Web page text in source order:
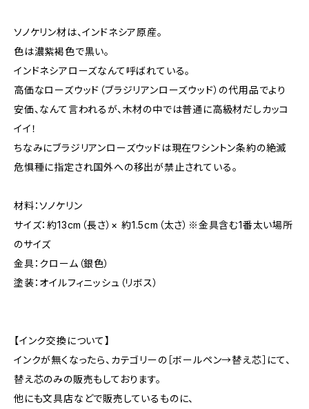
ソノケリン材は、インドネシア原産。
色は濃紫褐色で黒い。
インドネシアローズなんて呼ばれている。
高価なローズウッド（ブラジリアンローズウッド）の代用品でより
安価、なんて言われるが、木材の中では普通に高級材だしカッコ
イイ！
ちなみにブラジリアンローズウッドは現在ワシントン条約の絶滅
危惧種に指定され国外への移出が禁止されている。
材料：ソノケリン
サイズ：約13cm（長さ）× 約1.5cm（太さ）※金具含む1番太い場所
のサイズ
金具：クローム（銀色）
塗装：オイルフィニッシュ（リボス）
【インク交換について】
インクが無くなったら、カテゴリーの［ボールペン→替え芯］にて、
替え芯のみの販売もしております。
他にも文具店などで販売しているものに、